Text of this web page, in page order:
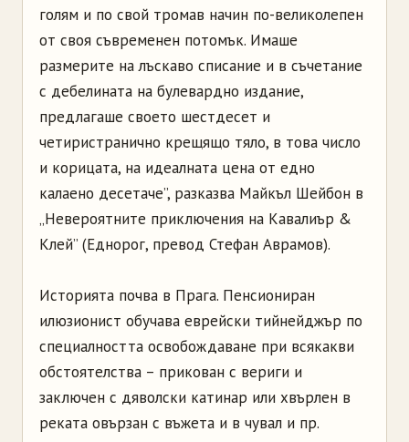
голям и по свой тромав начин по-великолепен
от своя съвременен потомък. Имаше
размерите на лъскаво списание и в съчетание
с дебелината на булевардно издание,
предлагаше своето шестдесет и
четиристранично крещящо тяло, в това число
и корицата, на идеалната цена от едно
калаено десетаче”, разказва Майкъл Шейбон в
„Невероятните приключения на Кавалиър &
Клей” (Еднорог, превод Стефан Аврамов).
Историята почва в Прага. Пенсиониран
илюзионист обучава еврейски тийнейджър по
специалността освобождаване при всякакви
обстоятелства – прикован с вериги и
заключен с дяволски катинар или хвърлен в
реката овързан с въжета и в чувал и пр.